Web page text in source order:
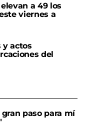
a 49 los
viernes a
y actos
del
paso para mí